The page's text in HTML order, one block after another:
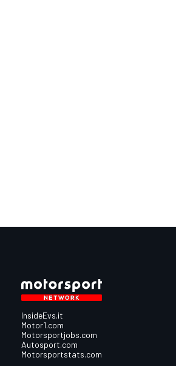
InsideEvs.it
Motor1.com
Motorsportjobs.com
Autosport.com
Motorsportstats.com